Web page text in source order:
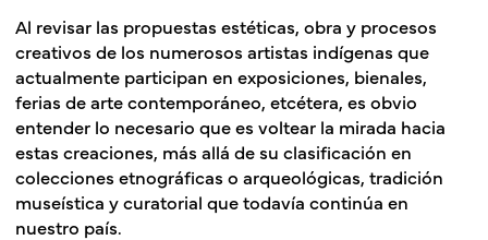
Al revisar las propuestas estéticas, obra y procesos
creativos de los numerosos artistas indígenas que
actualmente participan en exposiciones, bienales,
ferias de arte contemporáneo, etcétera, es obvio
entender lo necesario que es voltear la mirada hacia
estas creaciones, más allá de su clasificación en
colecciones etnográficas o arqueológicas, tradición
museística y curatorial que todavía continúa en
nuestro país.